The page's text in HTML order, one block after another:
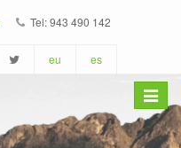
Tel: 943 490 142
eu es
Toggle